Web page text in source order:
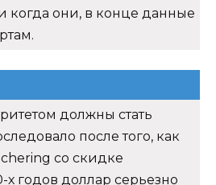
когда они, в конце данные
должны стать
после того, как
со скидке
х годов доллар серьезно